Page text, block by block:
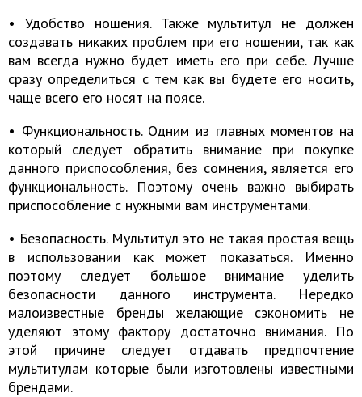
• Удобство ношения. Также мультитул не должен
создавать никаких проблем при его ношении, так как
вам всегда нужно будет иметь его при себе. Лучше
сразу определиться с тем как вы будете его носить,
чаще всего его носят на поясе.
• Функциональность. Одним из главных моментов на
который следует обратить внимание при покупке
данного приспособления, без сомнения, является его
функциональность. Поэтому очень важно выбирать
приспособление с нужными вам инструментами.
• Безопасность. Мультитул это не такая простая вещь
в использовании как может показаться. Именно
поэтому следует большое внимание уделить
безопасности данного инструмента. Нередко
малоизвестные бренды желающие сэкономить не
уделяют этому фактору достаточно внимания. По
этой причине следует отдавать предпочтение
мультитулам которые были изготовлены известными
брендами.